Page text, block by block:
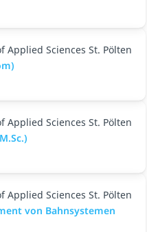
Applied Sciences St. Pölten
Applied Sciences St. Pölten
Applied Sciences St. Pölten
von Bahnsystemen